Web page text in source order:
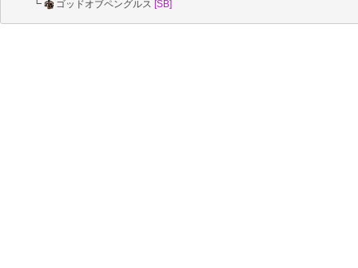
┗
ゴッドオブペングルス [SB]